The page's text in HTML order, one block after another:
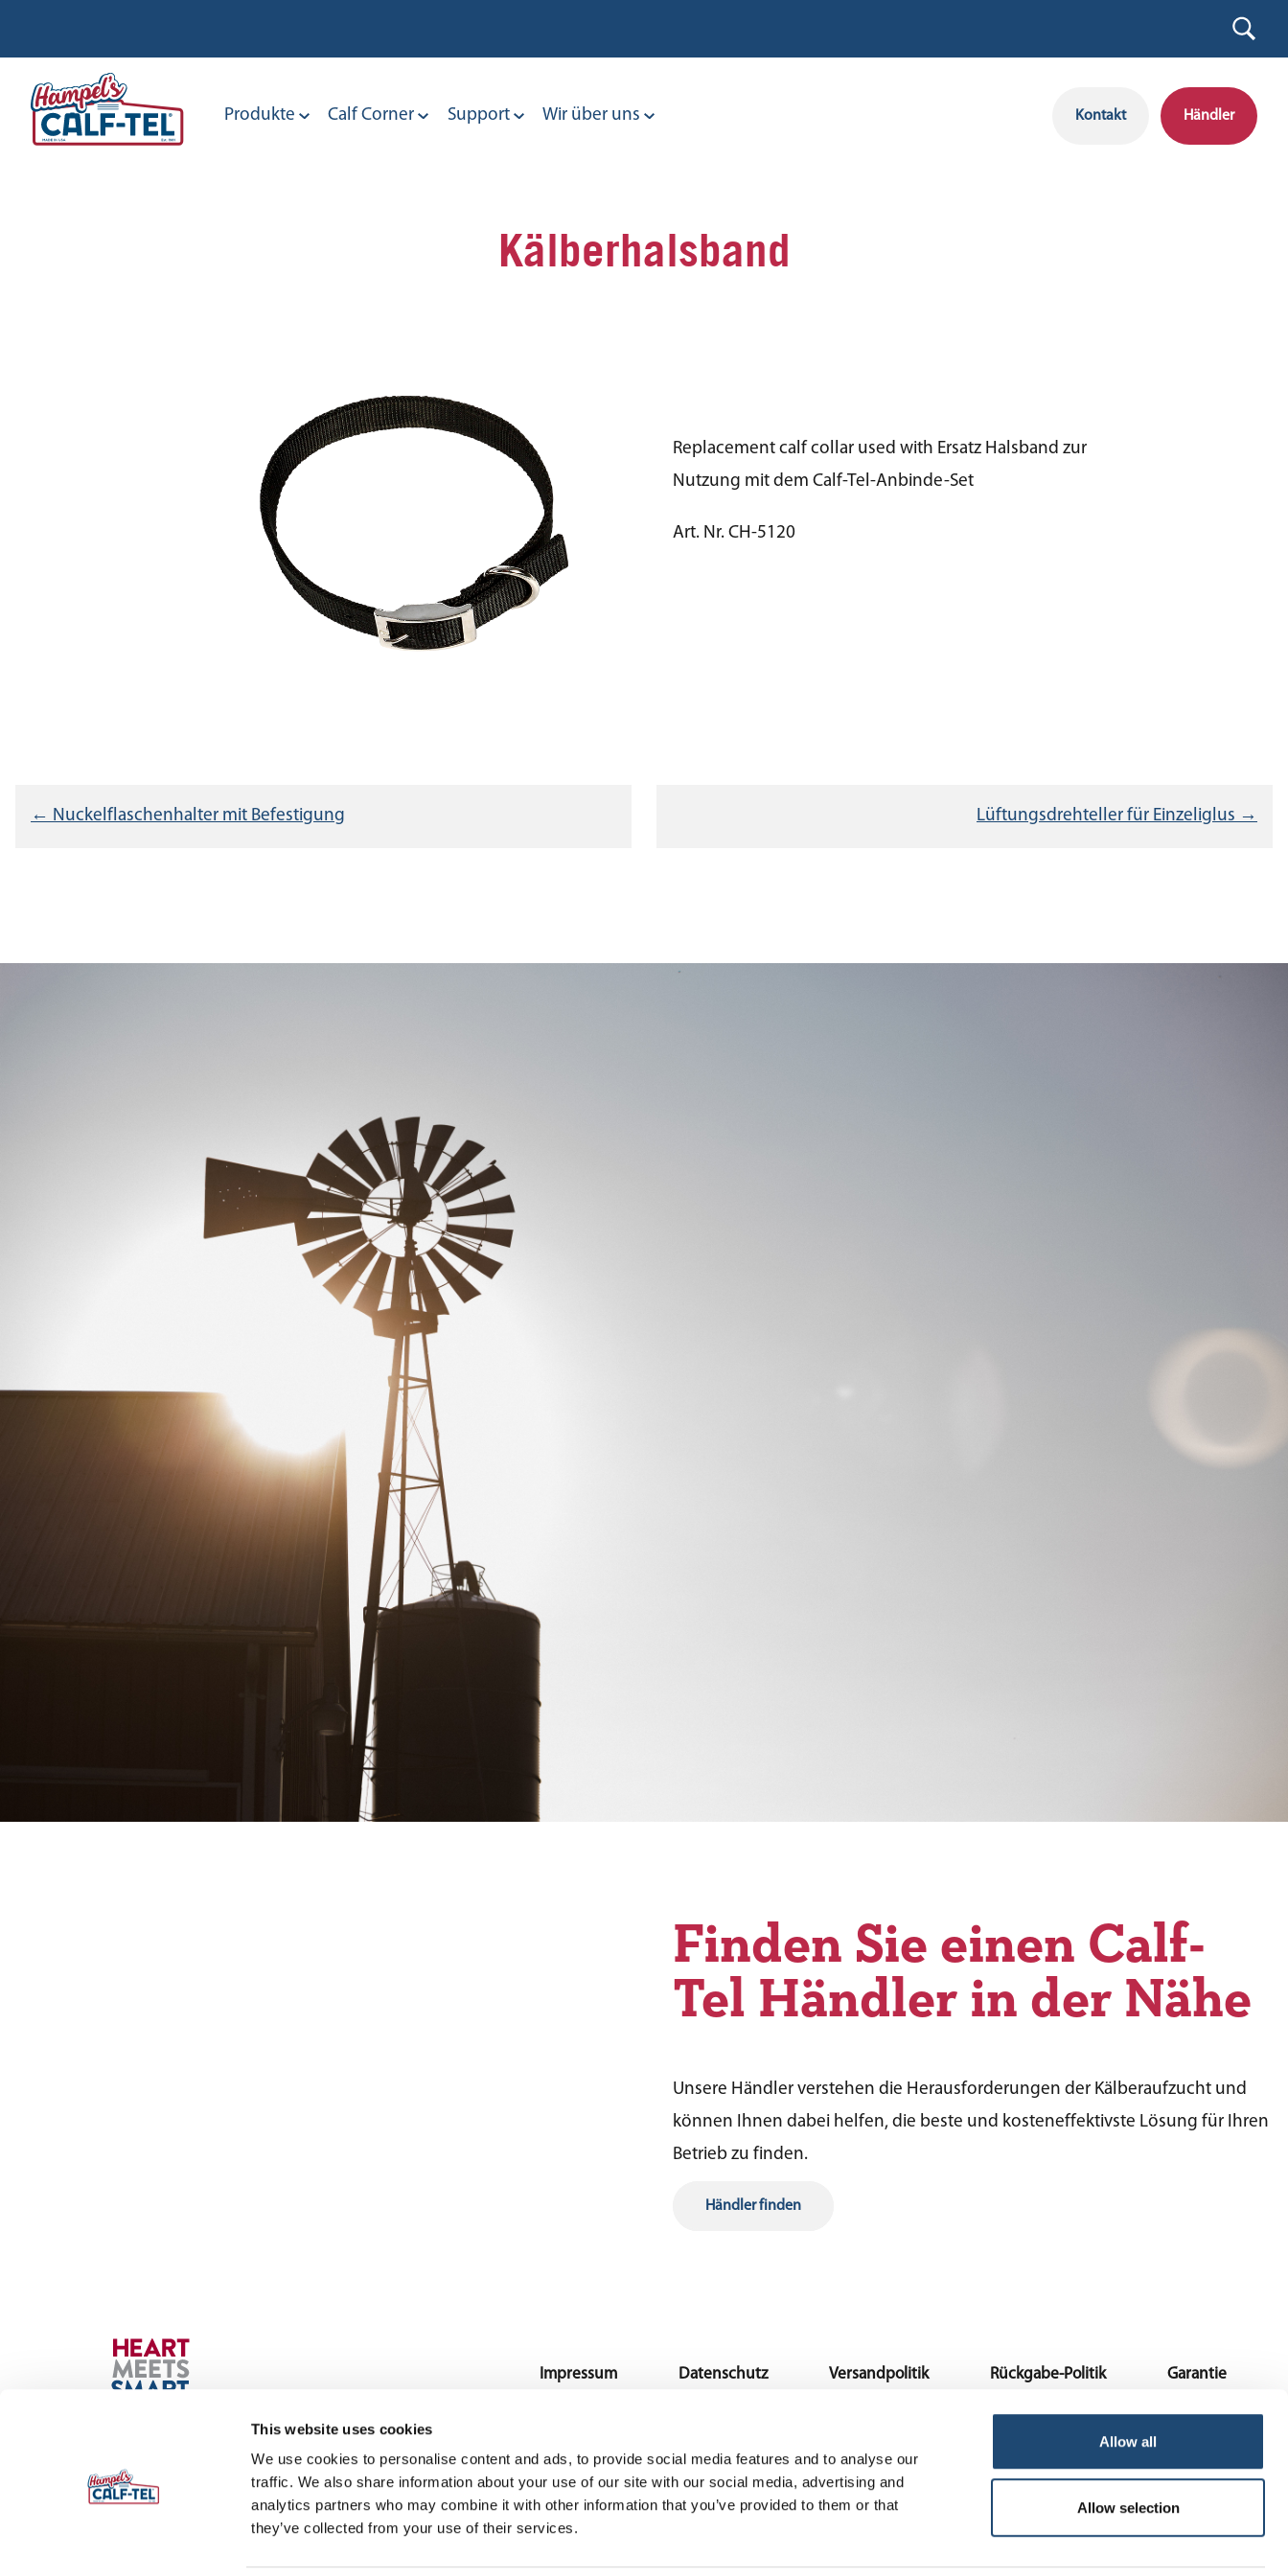
This website uses cookies
We use cookies to personalise content and ads, to provide social media features and to analyse our
traffic. We also share information about your use of our site with our social media, advertising and
analytics partners who may combine it with other information that you’ve provided to them or that
they’ve collected from your use of their services.
Allow all
Allow selection
content
Produkte
Calf Corner Support Wir über uns Kontakt Händler
Kälberhalsband
Replacement calf collar used with Ersatz Halsband zur
Nutzung mit dem Calf-Tel-Anbinde-Set
Art. Nr. CH-5120
Beitragsnavigation
← Nuckelflaschenhalter mit Befestigung Lüftungsdrehteller für Einzeliglus →
Finden Sie einen Calf-
Tel Händler in der Nähe
Unsere Händler verstehen die Herausforderungen der Kälberaufzucht und
können Ihnen dabei helfen, die beste und kosteneffektivste Lösung für Ihren
Betrieb zu finden.
Händler finden
Impressum Datenschutz Versandpolitik Rückgabe-Politik Garantie
© 2026 Hampel Corporation
W194 N11551 McCormick Drive, Germantown, WI
53022